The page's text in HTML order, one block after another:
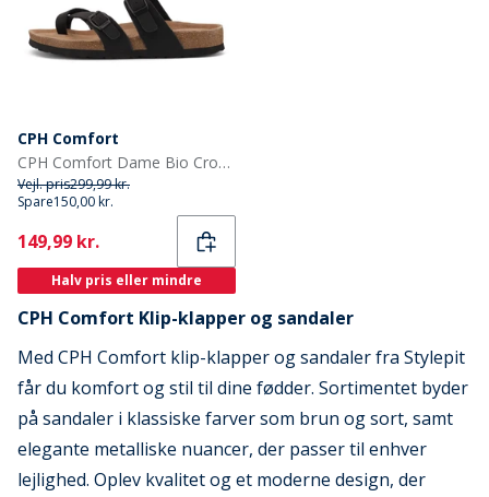
CPH Comfort
CPH Comfort Dame Bio Cross Over Sandaler Sort
Vejl. pris299,99 kr.
Spare150,00 kr.
Current
149,99 kr.
Halv pris eller mindre
CPH Comfort Klip-klapper og sandaler
Med CPH Comfort klip-klapper og sandaler fra Stylepit
får du komfort og stil til dine fødder. Sortimentet byder
på sandaler i klassiske farver som brun og sort, samt
elegante metalliske nuancer, der passer til enhver
lejlighed. Oplev kvalitet og et moderne design, der